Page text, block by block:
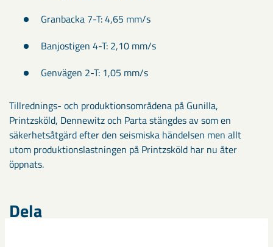
Granbacka 7-T: 4,65 mm/s
Banjostigen 4-T: 2,10 mm/s
Genvägen 2-T: 1,05 mm/s
Tillrednings- och produktionsområdena på Gunilla,
Printzsköld, Dennewitz och Parta stängdes av som en
säkerhetsåtgärd efter den seismiska händelsen men allt
utom produktionslastningen på Printzsköld har nu åter
öppnats.
Dela